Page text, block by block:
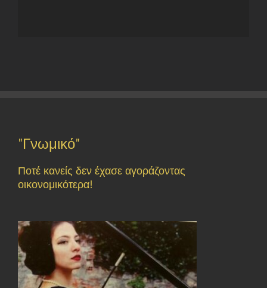
"Γνωμικό"
Ποτέ κανείς δεν έχασε αγοράζοντας
οικονομικότερα!